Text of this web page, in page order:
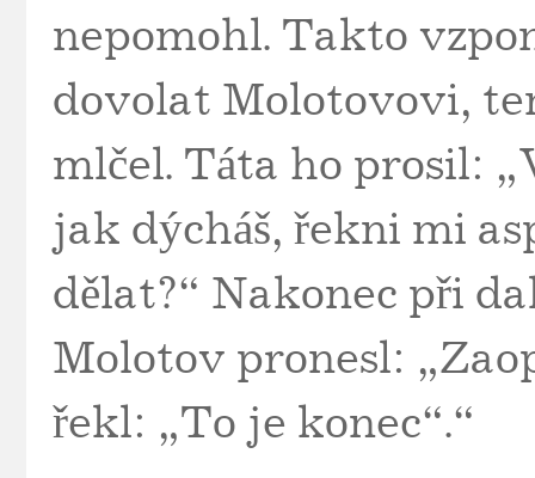
nepomohl. Takto
dovolat Molotovovi,
mlčel. Táta ho prosil:
jak dýcháš, řekni mi
dělat?“ Nakonec při
Molotov pronesl:
řekl: „To je konec“.“